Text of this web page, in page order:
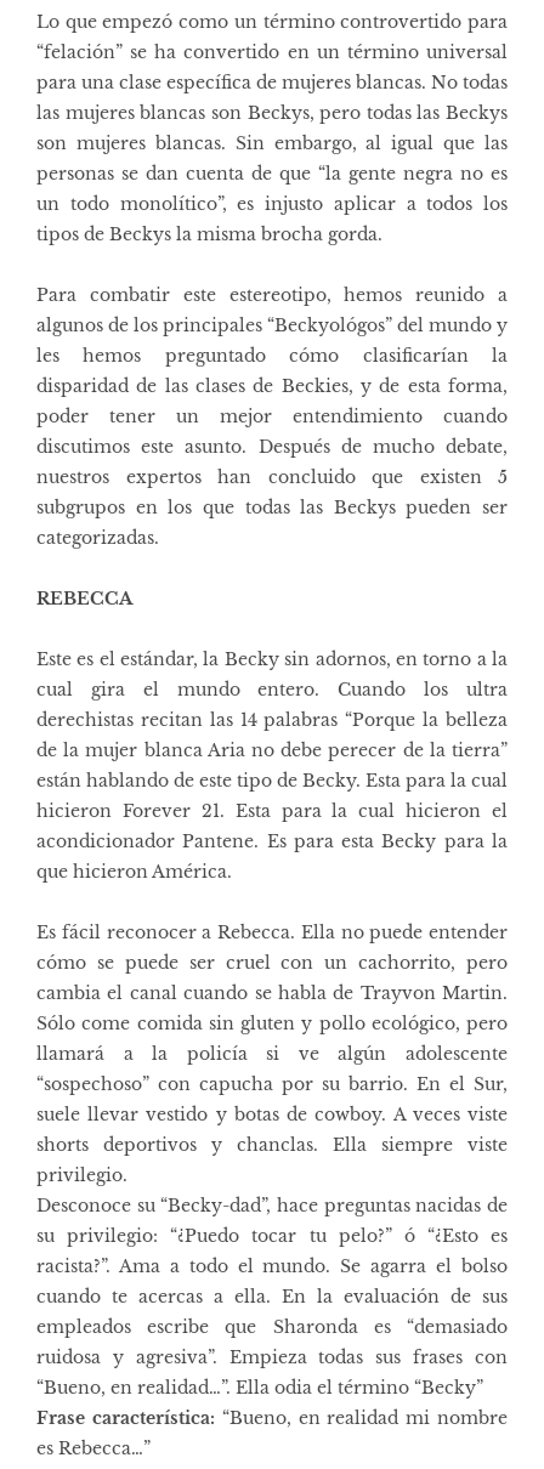
Lo que empezó como un término controvertido para
“felación” se ha convertido en un término universal
para una clase específica de mujeres blancas. No todas
las mujeres blancas son Beckys, pero todas las Beckys
son mujeres blancas. Sin embargo, al igual que las
personas se dan cuenta de que “la gente negra no es
un todo monolítico”, es injusto aplicar a todos los
tipos de Beckys la misma brocha gorda.
Para combatir este estereotipo, hemos reunido a
algunos de los principales “Beckyológos” del mundo y
les hemos preguntado cómo clasificarían la
disparidad de las clases de Beckies, y de esta forma,
poder tener un mejor entendimiento cuando
discutimos este asunto. Después de mucho debate,
nuestros expertos han concluido que existen 5
subgrupos en los que todas las Beckys pueden ser
categorizadas.
REBECCA
Este es el estándar, la Becky sin adornos, en torno a la
cual gira el mundo entero. Cuando los ultra
derechistas recitan las 14 palabras “Porque la belleza
de la mujer blanca Aria no debe perecer de la tierra”
están hablando de este tipo de Becky. Esta para la cual
hicieron Forever 21. Esta para la cual hicieron el
acondicionador Pantene. Es para esta Becky para la
que hicieron América.
Es fácil reconocer a Rebecca. Ella no puede entender
cómo se puede ser cruel con un cachorrito, pero
cambia el canal cuando se habla de Trayvon Martin.
Sólo come comida sin gluten y pollo ecológico, pero
llamará a la policía si ve algún adolescente
“sospechoso” con capucha por su barrio. En el Sur,
suele llevar vestido y botas de cowboy. A veces viste
shorts deportivos y chanclas. Ella siempre viste
privilegio.
Desconoce su “Becky-dad”, hace preguntas nacidas de
su privilegio: “¿Puedo tocar tu pelo?” ó “¿Esto es
racista?”. Ama a todo el mundo. Se agarra el bolso
cuando te acercas a ella. En la evaluación de sus
empleados escribe que Sharonda es “demasiado
ruidosa y agresiva”. Empieza todas sus frases con
“Bueno, en realidad…”. Ella odia el término “Becky”
Frase característica: “Bueno, en realidad mi nombre
es Rebecca…”